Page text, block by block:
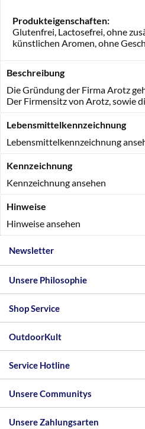
Produkteigenschaften:
Glutenfrei, Lactosefrei, ohne
künstlichen Aromen, ohne
Beschreibung
Die Gründung der Firma Arotz
Der Firmensitz von Arotz, sowie
Lebensmittelkennzeichnung
Lebensmittelkennzeichnung
Kennzeichnung
Kennzeichnung ansehen
Hinweise
Hinweise ansehen
Newsletter
Unsere Philosophie
Shop Service
OutdoorKult
Service Hotline
Unsere Communitys
Unsere Zahlungsarten